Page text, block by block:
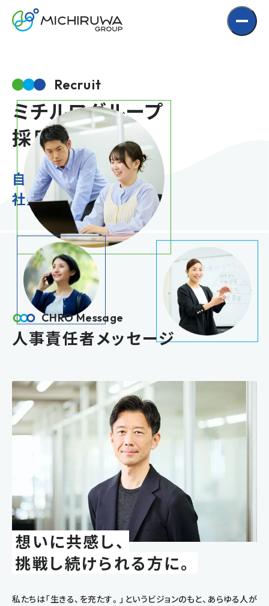
Content
Recruit
ミチルワグループ
採用情報
自分を充たし、輪を広げ、
社会課題に挑戦する
CHRO Message
人事責任者メッセージ
想いに共感し、
挑戦し続けられる方に。
私たちは「生きる、を充たす。」というビジョンのもと、あらゆる人が